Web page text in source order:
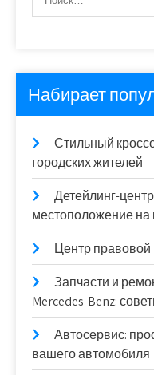
Набирает
Стильный
городских жителей
Детейлинг-
местоположение на
Центр
Запчасти и
Mercedes-Benz:
Автосервис:
вашего автомобиля